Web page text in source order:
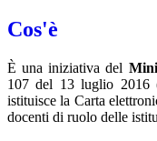
Cos'è
È una iniziativa del
107 del 13 luglio 2016
istituisce la Carta
docenti di ruolo delle